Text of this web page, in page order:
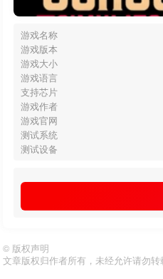
游戏名称
游戏版本
游戏大小
游戏语言
支持芯片
游戏作者
游戏官网
测试系统
测试设备
© 版权声明
文章版权归作者所有，未经允许请勿转